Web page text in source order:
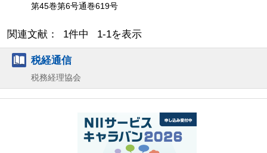
第45巻第6号通巻619号
関連文献： 1件中 1-1を表示
税経通信
税務経理協会